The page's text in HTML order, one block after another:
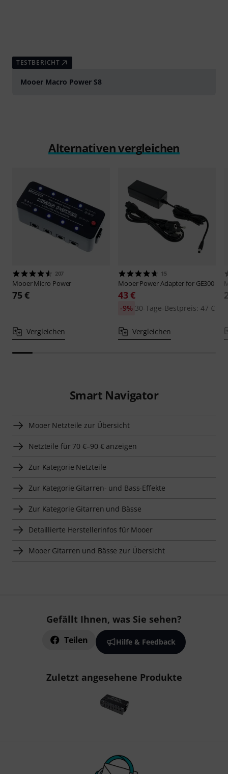
TESTBERICHT
Mooer Macro Power S8
Alternativen vergleichen
207
MooerMicro Power
75 €
Vergleichen
15
MooerPower Adapter for GE300
43 €
30-Tage-Bestpreis: 47 €
-9%
Vergleichen
Smart Navigator
Mooer Netzteile zur Übersicht
Netzteile für 70 €–90 € anzeigen
Zur Kategorie Netzteile
Zur Kategorie Gitarren- und Bass-Effekte
Zur Kategorie Gitarren und Bässe
Detaillierte Herstellerinfos für Mooer
Mooer Gitarren und Bässe zur Übersicht
Gefällt Ihnen, was Sie sehen?
Teilen Hilfe & Feedback
Zuletzt angesehene Produkte